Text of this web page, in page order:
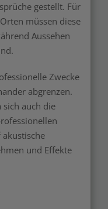
gestellt. Für
müssen diese
Aussehen
Zwecke
abgrenzen.
sich auch die
akustische
und Effekte